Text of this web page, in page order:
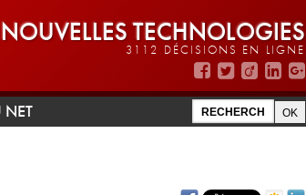
NOUVELLES TECHNOLOGIES
3112 DÉCISIONS EN LIGNE
NET